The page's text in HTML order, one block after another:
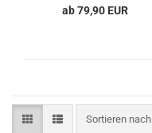
ab 79,90 EUR
Sortieren nach
Sortieren nach